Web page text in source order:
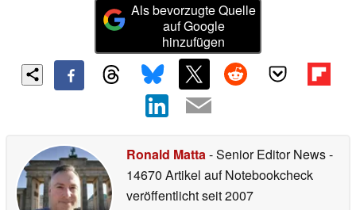
Als bevorzugte Quelle
auf Google
hinzufügen
Ronald Matta- Senior Editor News-
14670 Artikel auf Notebookcheck
veröffentlichtseit 2007